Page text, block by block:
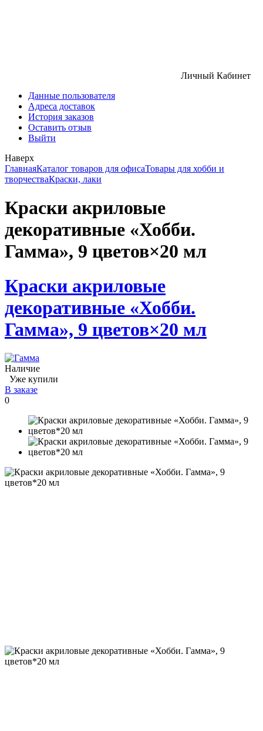
Личный Кабинет
Данные пользователя
Адреса доставок
История заказов
Оставить отзыв
Выйти
Наверх
ГлавнаяКаталог товаров для офисаТовары для хобби и
творчестваКраски, лаки
Краски акриловые
декоративные «Хобби.
Гамма», 9 цветов×20 мл
Краски акриловые
декоративные «Хобби.
Гамма», 9 цветов×20 мл
Наличие
Уже купили
В заказе
0